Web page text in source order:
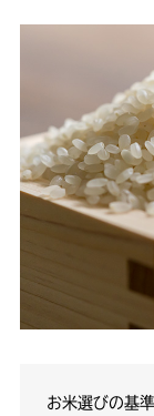
お米選びの基